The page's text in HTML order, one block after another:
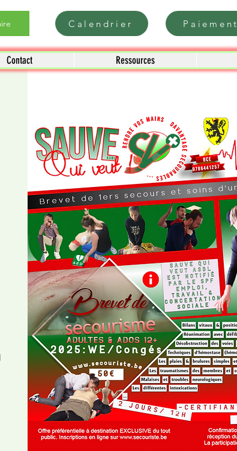
Calendrier Paiement
Contact Ressources